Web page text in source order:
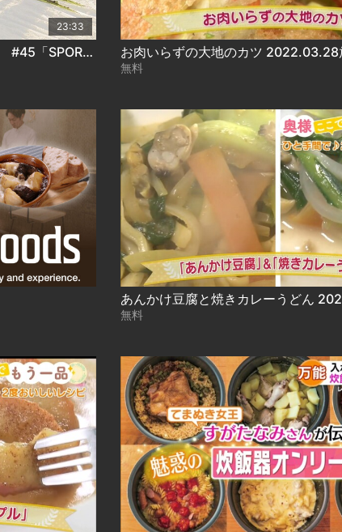
23:33
ハレバレティモンディ 3月12日放送 #45「SPORTSかかってこい！バイアスロン編（前編）｣ お肉いらずの大地のカツ 2022.03.28
無料
あんかけ豆腐と焼きカレーうどん
無料